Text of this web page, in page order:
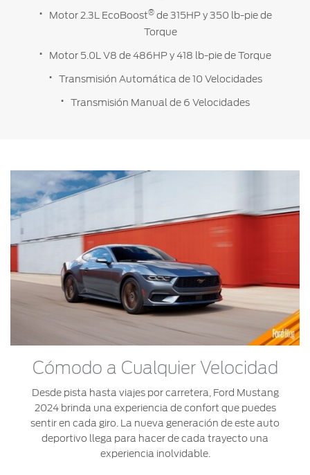
Motor 2.3L EcoBoost®de 315HP y 350 lb-pie de
Torque
Motor 5.0L V8 de 486HP y 418 lb-pie de Torque
Transmisión Automática de 10 Velocidades
Transmisión Manual de 6 Velocidades
Cómodo a Cualquier Velocidad
Desde pista hasta viajes por carretera, Ford Mustang
2024 brinda una experiencia de confort que puedes
sentir en cada giro. La nueva generación de este auto
deportivo llega para hacer de cada trayecto una
experiencia inolvidable.